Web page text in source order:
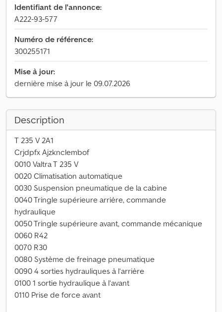
Identifiant de l'annonce:
A222-93-577
Numéro de référence:
300255171
Mise à jour:
dernière mise à jour le 09.07.2026
Description
T 235 V 2A1
Crjdpfx Ajzknclembof
0010 Valtra T 235 V
0020 Climatisation automatique
0030 Suspension pneumatique de la cabine
0040 Tringle supérieure arrière, commande
hydraulique
0050 Tringle supérieure avant, commande mécanique
0060 R42
0070 R30
0080 Système de freinage pneumatique
0090 4 sorties hydrauliques à l’arrière
0100 1 sortie hydraulique à l’avant
0110 Prise de force avant